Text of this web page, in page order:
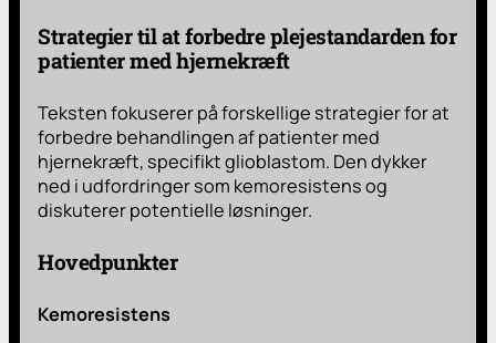
Strategier til at forbedre plejestandarden for
patienter med hjernekræft
Teksten fokuserer på forskellige strategier for at
forbedre behandlingen af patienter med
hjernekræft, specifikt glioblastom. Den dykker
ned i udfordringer som kemoresistens og
diskuterer potentielle løsninger.
Hovedpunkter
Kemoresistens